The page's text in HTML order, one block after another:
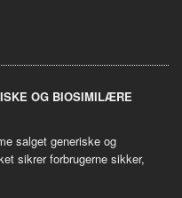
OG BIOSIMILÆRE
salget generiske og
sikrer forbrugerne sikker,